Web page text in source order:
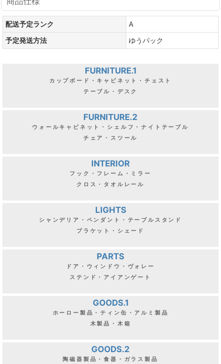
配送予定ランク
A
予定発送方法
ゆうパック
FURNITURE.1
カップボード・キャビネット・チェスト
テーブル・デスク
FURNITURE.2
ウォールキャビネット・シェルフ・ナイトテーブル
チェア・スツール
INTERIOR
フック・フレーム・ミラー
クロス・タオルレール
LIGHTS
シャンデリア・ペンダント・テーブルスタンド
ブラケット・シェード
PARTS
ドア・ウィンドウ・ヴォレー
ステンド・アイアンゲート
GOODS.1
ホーロー製品・ティン缶・アルミ製品
木製品・木箱
GOODS.2
陶磁器製品・食器・ガラス製品